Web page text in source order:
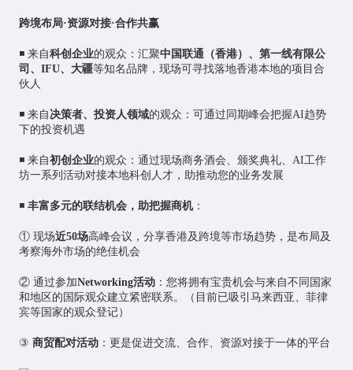
跨境布局·资源对接·合作共赢
◾ 来自科创企业的观众：汇聚中国联通（香港）、第一线有限公
司、IFU、大疆等知名品牌，现场可寻找落地香港本地的项目合
伙人
◾ 来自决策者、投资人领域的观众：可通过同期峰会把握AI趋势
下的投资机遇
◾ 来自初创企业的观众：通过现场商务酒会、颁奖典礼、AI工作
坊一系列活动对接本地科创人才，助推动您的业务发展
◾ 丰富多元的联结机会，助把握商机：
① 现场近50场高峰会议，分享香港及跨境等市场趋势，是布局及
考察海外市场的绝佳机会
② 通过参加Networking活动：您将拥有宝贵机会与来自不同国家
和地区的国际观众建立紧密联系。（目前已吸引马来西亚、菲律
宾等国家的观众登记）
③ 商贸配对活动：更是促进交流、合作、资源对接于一体的平台